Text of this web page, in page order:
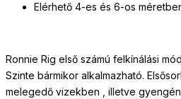
Elérhető 4-es és 6-os
Ronnie Rig első számú felkínálási
Szinte bármikor alkalmazható.
melegedő vizekben , illetve